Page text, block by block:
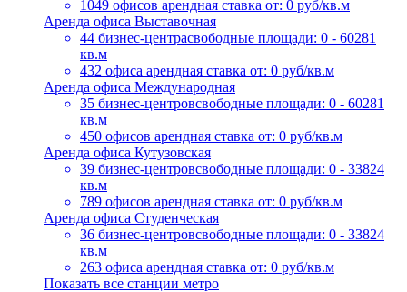
1049 офисов арендная ставка от: 0 руб/кв.м
Аренда офиса Выставочная
44 бизнес-центрасвободные площади: 0 - 60281
кв.м
432 офиса арендная ставка от: 0 руб/кв.м
Аренда офиса Международная
35 бизнес-центровсвободные площади: 0 - 60281
кв.м
450 офисов арендная ставка от: 0 руб/кв.м
Аренда офиса Кутузовская
39 бизнес-центровсвободные площади: 0 - 33824
кв.м
789 офисов арендная ставка от: 0 руб/кв.м
Аренда офиса Студенческая
36 бизнес-центровсвободные площади: 0 - 33824
кв.м
263 офиса арендная ставка от: 0 руб/кв.м
Показать все станции метро